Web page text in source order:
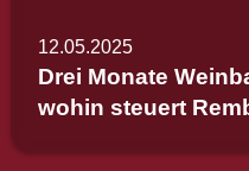
12.05.2025
Drei Monate
wohin steuert